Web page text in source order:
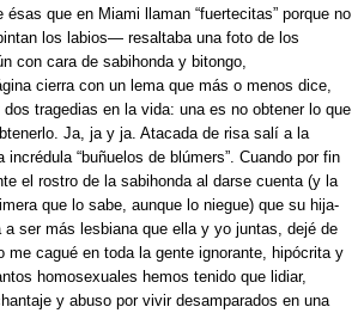
que en Miami llaman “fuertecitas” porque no
los labios— resaltaba una foto de los
con cara de sabihonda y bitongo,
cierra con un lema que más o menos dice,
tragedias en la vida: una es no obtener lo que
Ja, ja y ja. Atacada de risa salí a la
“buñuelos de blúmers”. Cuando por fin
el rostro de la sabihonda al darse cuenta (y la
que lo sabe, aunque lo niegue) que su hija-
a ser más lesbiana que ella y yo juntas, dejé de
me cagué en toda la gente ignorante, hipócrita y
homosexuales hemos tenido que lidiar,
y abuso por vivir desamparados en una